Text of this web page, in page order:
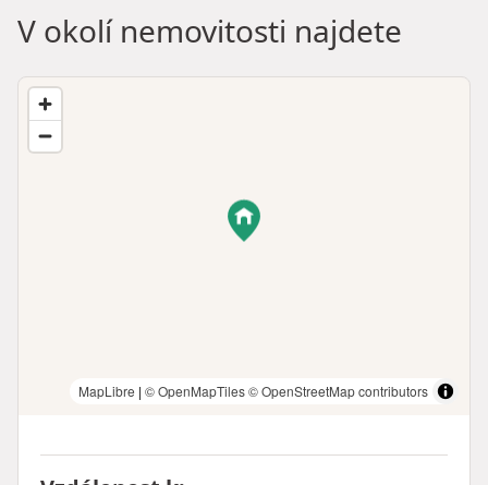
V okolí nemovitosti najdete
MapLibre | © OpenMapTiles© OpenStreetMap contributors